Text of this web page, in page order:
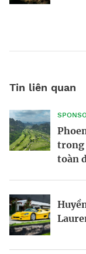
Tin liên quan
trong
toàn
đại
điện